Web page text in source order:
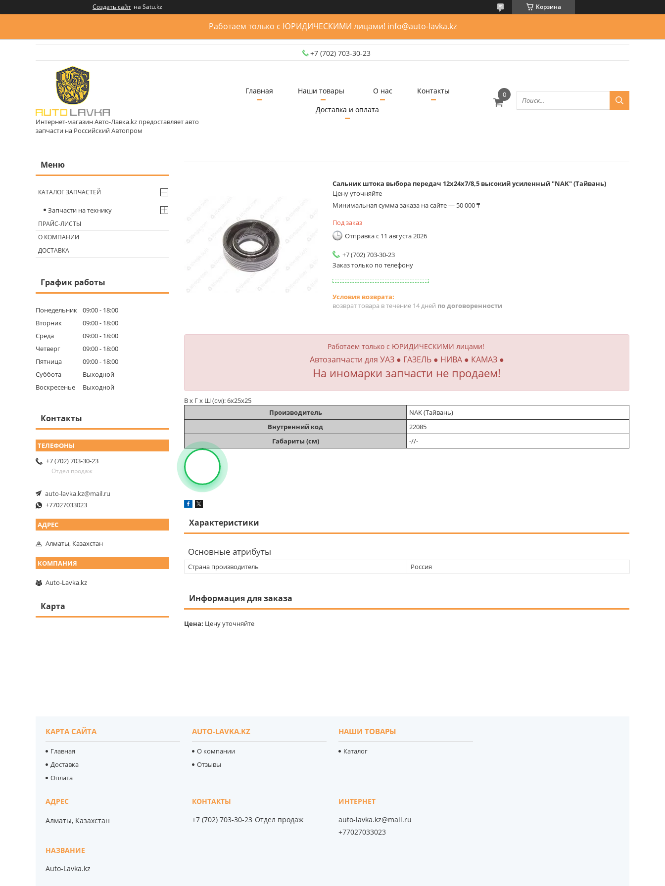
Создать сайт на Satu.kz Корзина
Работаем только с ЮРИДИЧЕСКИМИ лицами! info@auto-lavka.kz
+7 (702) 703-30-23
Интернет-магазин Авто-Лавка.kz предоставляет авто
запчасти на Российский Автопром
Главная Наши товары О нас
Контакты
Доставка и оплата
Сальник штока выбора передач 12х24х7/8,5 высокий усиленный "NAK" (Тайвань)
Цену уточняйте
Минимальная сумма заказа на сайте — 50 000 ₸
Под заказ
Отправка с 11 августа 2026
+7 (702) 703-30-23
Заказ только по телефону
возврат товара в течение 14 дней по договоренности
Работаем только с ЮРИДИЧЕСКИМИ лицами!
Автозапчасти для УАЗ ● ГАЗЕЛЬ ● НИВА ● КАМАЗ ●
На иномарки запчасти не продаем!
В х Г х Ш (см): 6х25х25
Производитель
NAK (Тайвань)
Внутренний код
22085
Габариты (см)
-//-
Характеристики
Основные атрибуты
Страна производитель Россия
Информация для заказа
Цена: Цену уточняйте
КАТАЛОГ ЗАПЧАСТЕЙ
Запчасти на технику
ПРАЙС-ЛИСТЫ
О КОМПАНИИ
ДОСТАВКА
График работы
Понедельник 09:00
18:00
Вторник
09:00
18:00
Среда
09:00
18:00
Четверг
09:00
18:00
Пятница
09:00
18:00
Суббота
Выходной
Воскресенье
Выходной
Контакты
+7 (702) 703-30-23
Отдел продаж
auto-lavka.kz@mail.ru
+77027033023
Алматы, Казахстан
Auto-Lavka.kz
Карта
КАРТА САЙТА
Главная
Доставка
Оплата
AUTO-LAVKA.KZ
О компании
Отзывы
НАШИ ТОВАРЫ
Каталог
Алматы, Казахстан
Auto-Lavka.kz
+7 (702) 703-30-23 Отдел продаж
auto-lavka.kz@mail.ru
+77027033023